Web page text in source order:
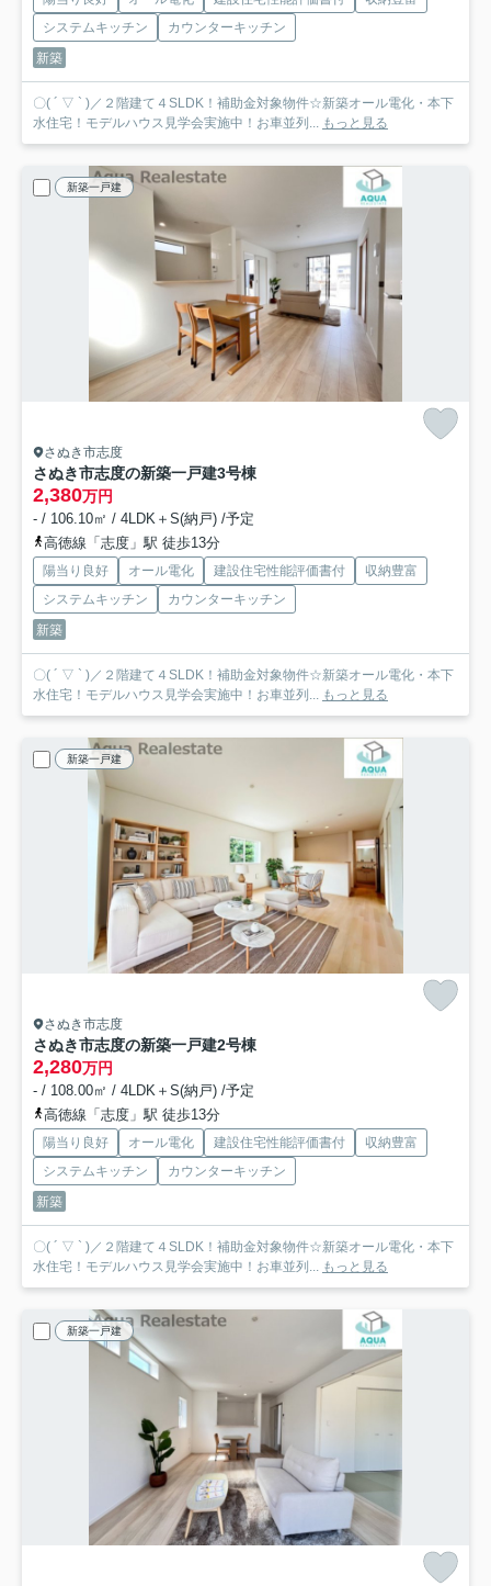
システムキッチン
カウンターキッチン
新築
〇( ´ ▽ ` )／２階建て４SLDK！補助金対象物件☆新築オール電化・本下
水住宅！モデルハウス見学会実施中！お車並列... もっと見る
新築一戸建
さぬき市志度
さぬき市志度の新築一戸建3号棟
2,380万円
- / 106.10㎡ / 4LDK＋S(納戸) /予定
高徳線「志度」駅 徒歩13分
陽当り良好 オール電化 建設住宅性能評価書付
収納豊富
システムキッチン
カウンターキッチン
新築
〇( ´ ▽ ` )／２階建て４SLDK！補助金対象物件☆新築オール電化・本下
水住宅！モデルハウス見学会実施中！お車並列... もっと見る
新築一戸建
さぬき市志度
さぬき市志度の新築一戸建2号棟
2,280万円
- / 108.00㎡ / 4LDK＋S(納戸) /予定
高徳線「志度」駅 徒歩13分
陽当り良好 オール電化 建設住宅性能評価書付
収納豊富
システムキッチン
カウンターキッチン
新築
〇( ´ ▽ ` )／２階建て４SLDK！補助金対象物件☆新築オール電化・本下
水住宅！モデルハウス見学会実施中！お車並列... もっと見る
新築一戸建